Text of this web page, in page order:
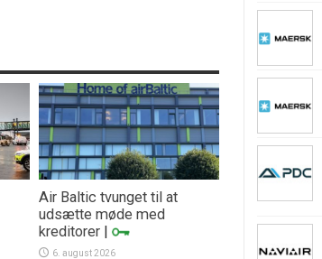
Air Baltic tvunget til at
udsætte møde med
kreditorer |
6. august 2026